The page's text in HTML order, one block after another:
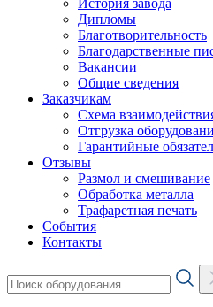
История завода
Дипломы
Благотворительность
Благодарственные
Вакансии
Общие сведения
Заказчикам
Схема
Отгрузка
Гарантийные
Отзывы
Размол и смешивание
Обработка металла
Трафаретная печать
События
Контакты